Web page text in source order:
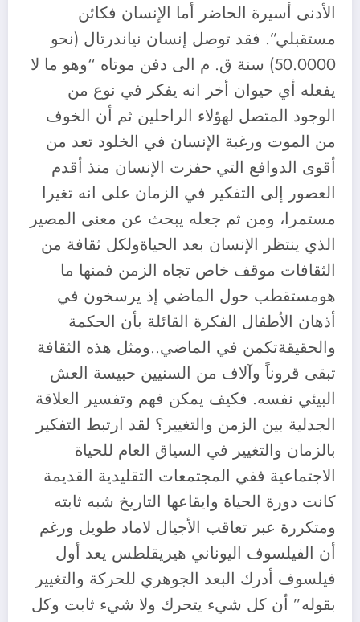
الأدنى أسيرة الحاضر أما الإنسان فكائن
مستقبلي”. فقد توصل إنسان نياندرتال (نحو
50.0000) سنة ق. م الى دفن موتاه “وهو ما لا
يفعله أي حيوان أخر انه يفكر في نوع من
الوجود المتصل لهؤلاء الراحلين ثم أن الخوف
من الموت ورغبة الإنسان في الخلود تعد من
أقوى الدوافع التي حفزت الإنسان منذ أقدم
العصور إلى التفكير في الزمان على انه تغيرا
مستمرا، ومن ثم جعله يبحث عن معنى المصير
الذي ينتظر الإنسان بعد الحياةولكل ثقافة من
الثقافات موقف خاص تجاه الزمن فمنها ما
هومستقطب حول الماضي إذ يرسخون في
أذهان الأطفال الفكرة القائلة بأن الحكمة
والحقيقةتكمن في الماضي..ومثل هذه الثقافة
تبقى قروناً وآلاف من السنيين حبيسة العش
البيئي نفسه. فكيف يمكن فهم وتفسير العلاقة
الجدلية بين الزمن والتغيير؟ لقد ارتبط التفكير
بالزمان والتغيير في السياق العام للحياة
الاجتماعية ففي المجتمعات التقليدية القديمة
كانت دورة الحياة وايقاعها التاريخ شبه ثابته
ومتكررة عبر تعاقب الأجيال لاماد طويل ورغم
أن الفيلسوف اليوناني هيريقلطس يعد أول
فيلسوف أدرك البعد الجوهري للحركة والتغيير
بقوله” أن كل شيء يتحرك ولا شيء ثابت وكل